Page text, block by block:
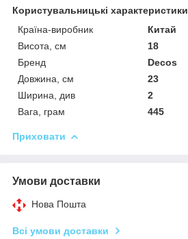
Користувальницькі характеристики
Країна-виробник
Китай
Висота, см
18
Бренд
Decos
Довжина, см
23
Ширина, див
2
Вага, грам
445
Приховати
Умови доставки
Нова Пошта
Всі умови доставки